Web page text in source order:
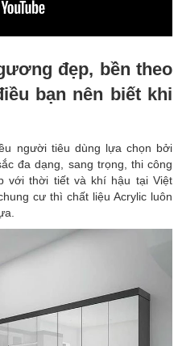
đẹp, bền theo
bạn nên biết khi
người tiêu dùng lựa chọn bởi
đa dạng, sang trọng, thi công
với thời tiết và khí hậu tại Việt
cư thì chất liệu Acrylic luôn